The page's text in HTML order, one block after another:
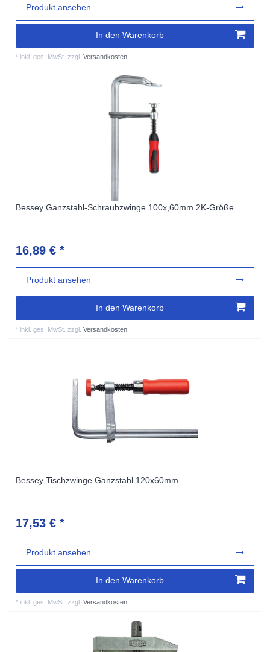
In den Warenkorb
* inkl. ges. MwSt. zzgl.Versandkosten
Produkt ansehen
Bessey Ganzstahl-Schraubzwinge 100x,60mm 2K-Größe
16,89 € *
In den Warenkorb
* inkl. ges. MwSt. zzgl.Versandkosten
Produkt ansehen
Bessey Tischzwinge Ganzstahl 120x60mm
17,53 € *
In den Warenkorb
* inkl. ges. MwSt. zzgl.Versandkosten
Produkt ansehen